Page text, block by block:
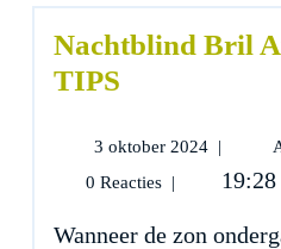
Nachtblind Bril
TIPS
3 oktober 2024 3
2024
|
0 Reacties | 19:28
Wanneer de zon